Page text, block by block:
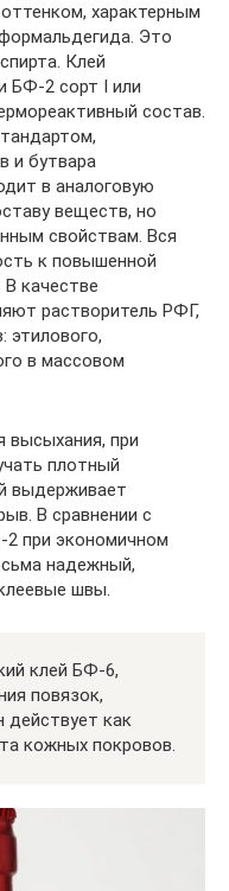
характерным
Это
Клей
БФ-2 сорт I или
состав.
и бутвара
в аналоговую
веществ, но
свойствам. Вся
к повышенной
качестве
растворитель РФГ,
этилового,
в массовом
высыхания, при
плотный
выдерживает
В сравнении с
при экономичном
надежный,
швы.
клей БФ-6,
повязок,
действует как
кожных покровов.